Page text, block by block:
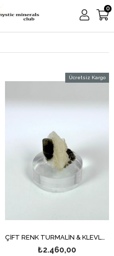
0
₺2.460,00
Ücretsiz Kargo